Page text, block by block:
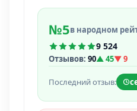
№5в народном
9 524
Отзывов: 90▲ 45▼ 9
Последний отзыв: